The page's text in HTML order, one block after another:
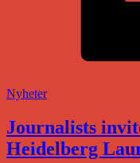
Nyheter
Journalists
Heidelberg